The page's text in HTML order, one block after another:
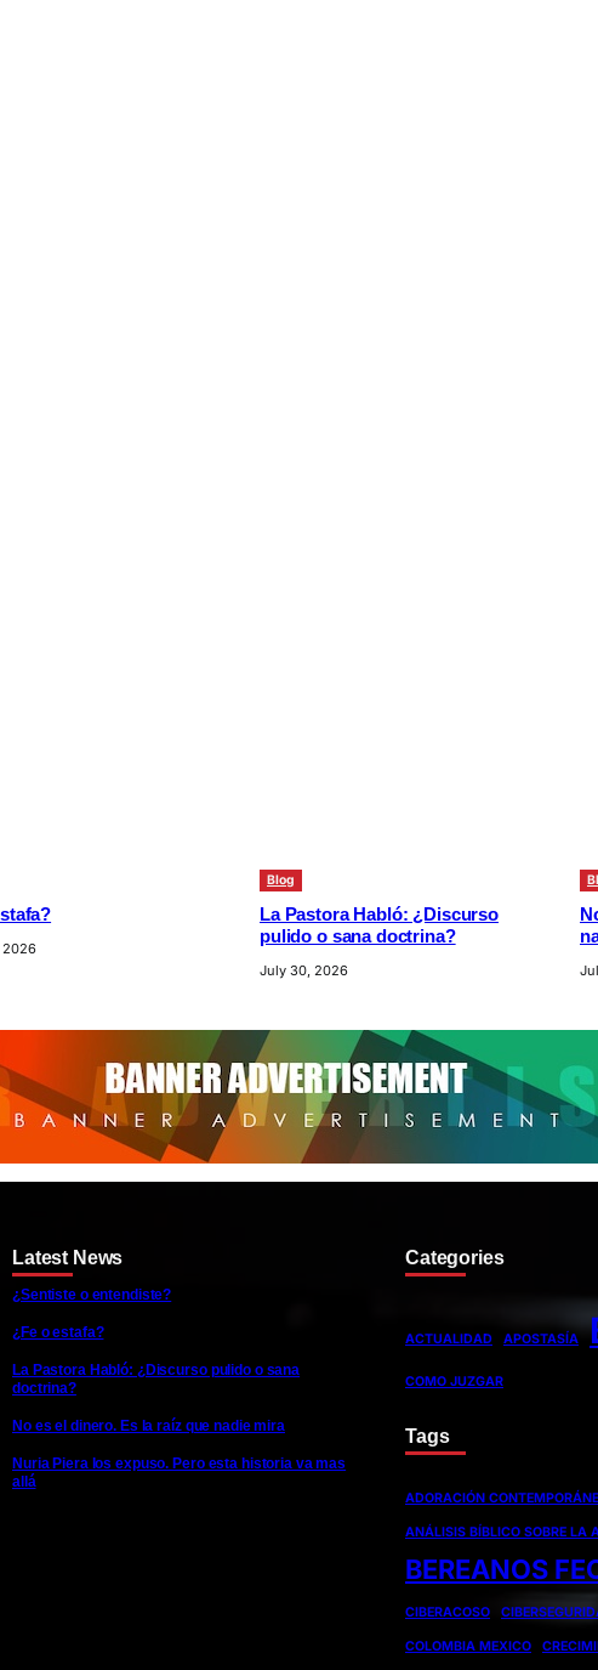
2026
Blog
La Pastora Habló: ¿Discurso
pulido o sana doctrina?
July 30, 2026
Latest News
¿Sentiste o entendiste?
¿Fe o estafa?
La Pastora Habló: ¿Discurso pulido o sana
doctrina?
No es el dinero. Es la raíz que nadie mira
Nuria Piera los expuso. Pero esta historia va mas
allá
Categories
ACTUALIDAD APOSTASÍA
COMO JUZGAR
Tags
ADORACIÓN
ANÁLISIS BÍBLICO SOBRE LA
BEREANOS
CIBERACOSO
COLOMBIA MEXICO